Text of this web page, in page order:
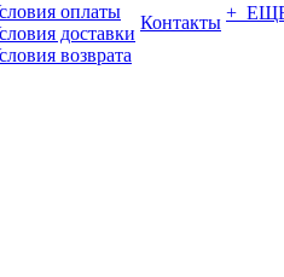
оплаты
доставки
возврата
Контакты +